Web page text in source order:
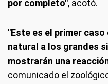
por completo", acotó.
"Este es el primer
natural a los grandes
mostrarán una
comunicado el